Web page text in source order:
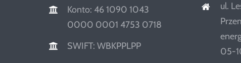
Konto: 46 1090 1043
0000 0001 4753 0718
SWIFT: WBKPPLPP
ul.
05-